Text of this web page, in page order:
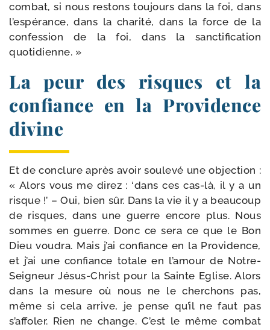
com­bat, si nous res­tons tou­jours dans la foi, dans
l’espérance, dans la cha­ri­té, dans la force de la
confes­sion de la foi, dans la sanc­ti­fi­ca­tion
quotidienne. »
La peur des risques et la
confiance en la Providence
divine
Et de conclure après avoir sou­le­vé une objec­tion :
« Alors vous me direz : ‘dans ces cas-​là, il y a un
risque !’ – Oui, bien sûr. Dans la vie il y a beau­coup
de risques, dans une guerre encore plus. Nous
sommes en guerre. Donc ce sera ce que le Bon
Dieu vou­dra. Mais j’ai confiance en la Providence,
et j’ai une confiance totale en l’amour de Notre-​
Seigneur Jésus-​Christ pour la Sainte Eglise. Alors
dans la mesure où nous ne le cher­chons pas,
même si cela arrive, je pense qu’il ne faut pas
s’affoler. Rien ne change. C’est le même com­bat